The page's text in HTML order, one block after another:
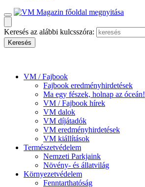
Keresés az alábbi kulcsszóra:
VM / Fajbook
Fajbook eredményhirdetések
Ma egy fészek, holnap az óceán!
VM / Fajbook hírek
VM dalok
VM díjátadók
VM eredményhirdetések
VM kiállítások
Természetvédelem
Nemzeti Parkjaink
Növény- és állatvilág
Környezetvédelem
Fenntarthatóság